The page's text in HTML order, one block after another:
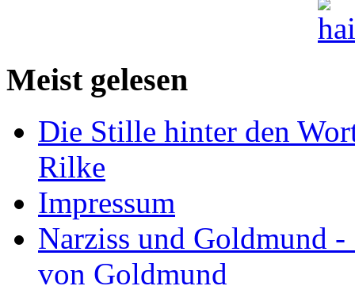
Meist gelesen
Die Stille hinter den
Rilke
Impressum
Narziss und Goldmund
von Goldmund